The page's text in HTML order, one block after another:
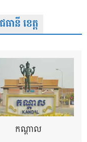
នី ខេត្ត
កណ្តាល